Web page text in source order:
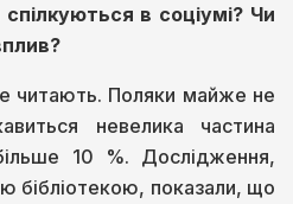
в соціумі? Чи
читають. Поляки майже не
невелика частина
10 %. Дослідження,
бібліотекою, показали, що